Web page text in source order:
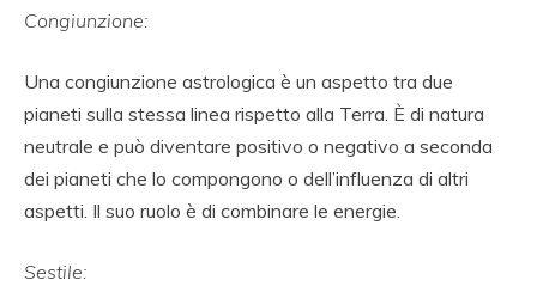
Congiunzione:
Una congiunzione astrologica è un aspetto tra due
pianeti sulla stessa linea rispetto alla Terra. È di natura
neutrale e può diventare positivo o negativo a seconda
dei pianeti che lo compongono o dell’influenza di altri
aspetti. Il suo ruolo è di combinare le energie.
Sestile: